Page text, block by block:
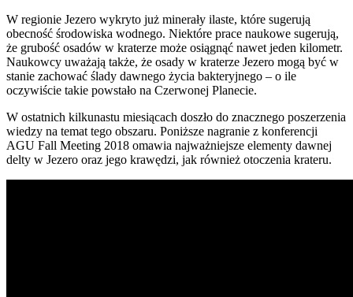
W regionie Jezero wykryto już minerały ilaste, które sugerują
obecność środowiska wodnego. Niektóre prace naukowe sugerują,
że grubość osadów w kraterze może osiągnąć nawet jeden kilometr.
Naukowcy uważają także, że osady w kraterze Jezero mogą być w
stanie zachować ślady dawnego życia bakteryjnego – o ile
oczywiście takie powstało na Czerwonej Planecie.
W ostatnich kilkunastu miesiącach doszło do znacznego poszerzenia
wiedzy na temat tego obszaru. Poniższe nagranie z konferencji
AGU Fall Meeting 2018 omawia najważniejsze elementy dawnej
delty w Jezero oraz jego krawędzi, jak również otoczenia krateru.